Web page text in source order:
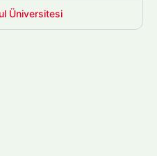
Üniversitesi